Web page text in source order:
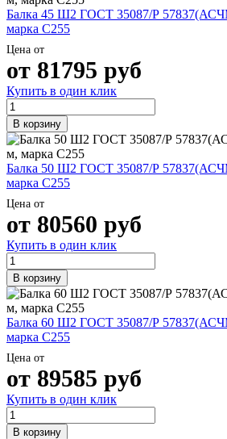
Балка 45 Ш2 ГОСТ 35087/Р
марка С255
Цена от
от 81795 руб
Купить в один клик
В корзину
Балка 50 Ш2 ГОСТ 35087/Р
марка С255
Цена от
от 80560 руб
Купить в один клик
В корзину
Балка 60 Ш2 ГОСТ 35087/Р
марка С255
Цена от
от 89585 руб
Купить в один клик
В корзину